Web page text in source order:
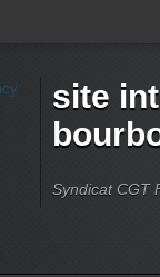
site
Syndicat CGT